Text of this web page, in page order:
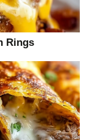
Rings